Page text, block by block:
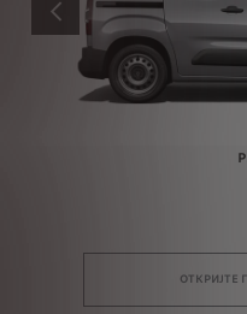
PRÉCÉDENT
ОТКРИЈТЕ